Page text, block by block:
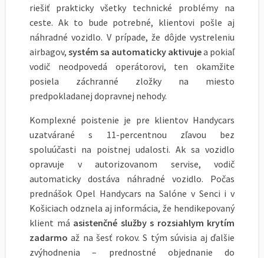
riešiť prakticky všetky technické problémy na
ceste. Ak to bude potrebné, klientovi pošle aj
náhradné vozidlo. V prípade, že dôjde vystreleniu
airbagov, systém sa automaticky aktivujea pokiaľ
vodič neodpovedá operátorovi, ten okamžite
posiela záchranné zložky na miesto
predpokladanej dopravnej nehody.
Komplexné poistenie je pre klientov Handycars
uzatvárané s 11-percentnou zľavou bez
spoluúčasti na poistnej udalosti. Ak sa vozidlo
opravuje v autorizovanom servise, vodič
automaticky dostáva náhradné vozidlo. Počas
prednášok Opel Handycars na Salóne v Senci i v
Košiciach odznela aj informácia, že hendikepovaný
klient má asistenčné služby s rozsiahlym krytím
zadarmo až na šesť rokov. S tým súvisia aj ďalšie
zvýhodnenia – prednostné objednanie do